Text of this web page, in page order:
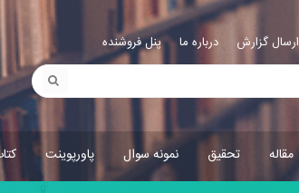
ارسال گزارش درباره ما پنل فروشنده
مقاله تحقیق نمونه سوال پاورپوینت